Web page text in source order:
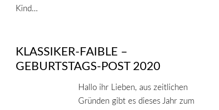
Kind…
KLASSIKER-FAIBLE –
GEBURTSTAGS-POST 2020
Hallo ihr Lieben, aus zeitlichen
Gründen gibt es dieses Jahr zum